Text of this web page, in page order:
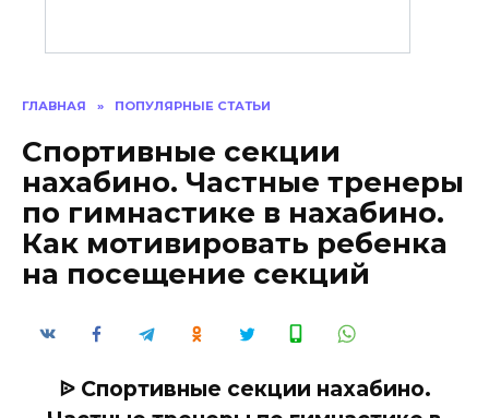
ГЛАВНАЯ » ПОПУЛЯРНЫЕ СТАТЬИ
Спортивные секции
нахабино. Частные тренеры
по гимнастике в нахабино.
Как мотивировать ребенка
на посещение секций
ᐉ Спортивные секции нахабино.